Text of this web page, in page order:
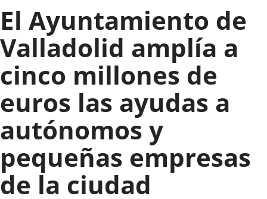
Valladolid
El Ayuntamiento de
Valladolid amplía a
cinco millones de
euros las ayudas a
autónomos y
pequeñas empresas
de la ciudad